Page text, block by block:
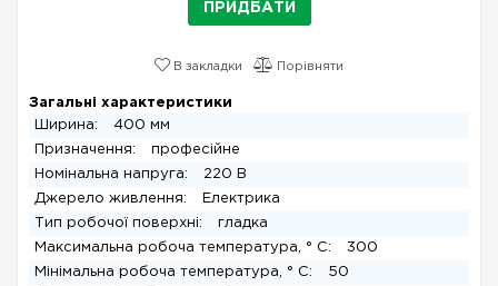
ПРИДБАТИ
В закладки Порівняти
Загальні характеристики
Ширина:
400 мм
Призначення:
професійне
Номінальна напруга:
220 В
Джерело живлення:
Електрика
Тип робочої поверхні:
гладка
Максимальна робоча температура, ° C:
300
Мінімальна робоча температура, ° C:
50